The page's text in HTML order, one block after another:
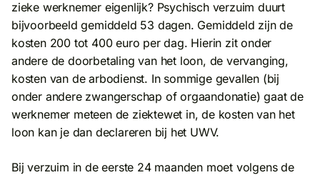
zieke werknemer eigenlijk? Psychisch verzuim duurt
bijvoorbeeld gemiddeld 53 dagen. Gemiddeld zijn de
kosten 200 tot 400 euro per dag. Hierin zit onder
andere de doorbetaling van het loon, de vervanging,
kosten van de arbodienst. In sommige gevallen (bij
onder andere zwangerschap of orgaandonatie) gaat de
werknemer meteen de ziektewet in, de kosten van het
loon kan je dan declareren bij het UWV.
Bij verzuim in de eerste 24 maanden moet volgens de